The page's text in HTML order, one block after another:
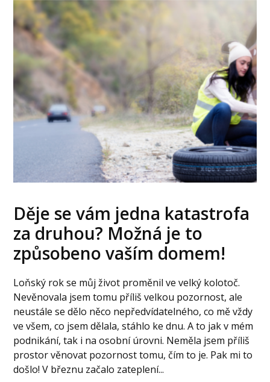
Děje se vám jedna katastrofa
za druhou? Možná je to
způsobeno vaším domem!
Loňský rok se můj život proměnil ve velký kolotoč.
Nevěnovala jsem tomu příliš velkou pozornost, ale
neustále se dělo něco nepředvídatelného, co mě vždy
ve všem, co jsem dělala, stáhlo ke dnu. A to jak v mém
podnikání, tak i na osobní úrovni. Neměla jsem příliš
prostor věnovat pozornost tomu, čím to je. Pak mi to
došlo! V březnu začalo zateplení...